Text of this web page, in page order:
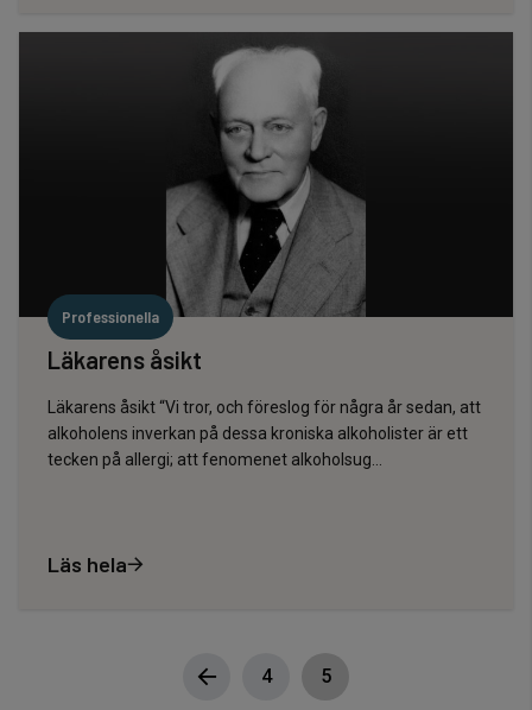
Professionella
Läkarens åsikt
Läkarens åsikt “Vi tror, och föreslog för några år sedan, att
alkoholens inverkan på dessa kroniska alkoholister är ett
tecken på allergi; att fenomenet alkoholsug…
Läs hela
4 5